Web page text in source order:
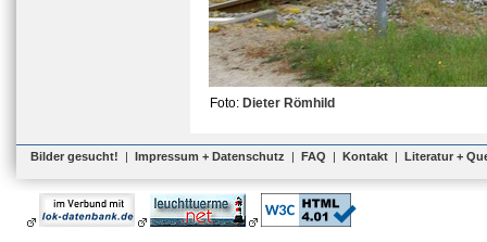
Foto: Dieter Römhild
Bilder gesucht! | Impressum + Datenschutz | FAQ | Kontakt | Literatur +